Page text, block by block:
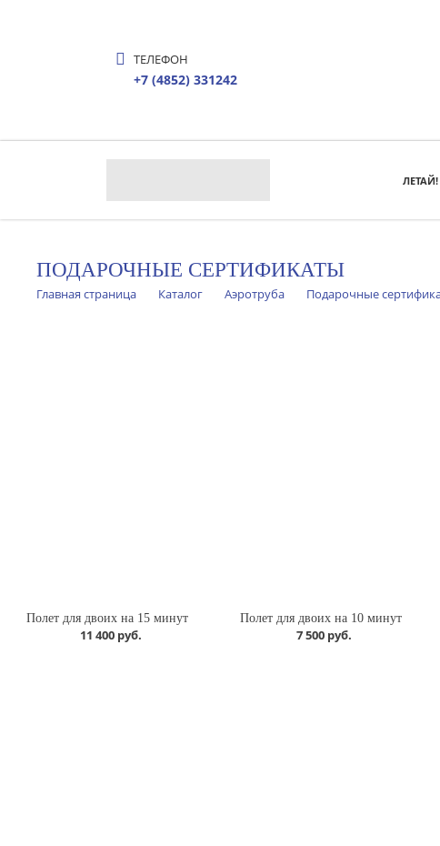
ТЕЛЕФОН
+7 (4852) 331242
ЛЕТАЙ!
ПОДАРОЧНЫЕ СЕРТИФИКАТЫ
Главная страница Каталог Аэротруба Подарочные
Полет для двоих на 15 минут
11 400 руб.
Полет для двоих на 10 минут
7 500 руб.